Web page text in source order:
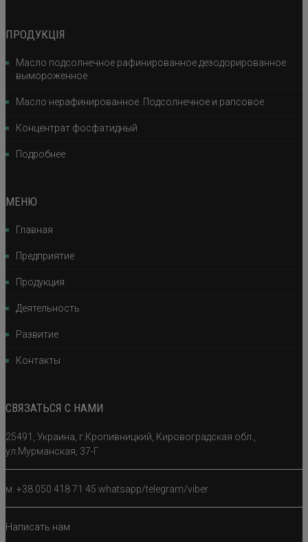
ПРОДУКЦІЯ
Масло подсолнечное рафинированное дезодорированное
вымороженное
Масло нерафинированное. Подсолнечное и рапсовое
Концентрат фосфатидный
Подробнее
МЕНЮ
Главная
Предприятие
Продукция
Деятельность
Развитие
Контакты
СВЯЗАТЬСЯ С НАМИ
25491, Украина, г.Кропивницкий, Кировоградская обл.,
ул.Мурманская, 37-Г
м. +38 050 418 71 45 whatsapp/telegram/viber
Написать нам